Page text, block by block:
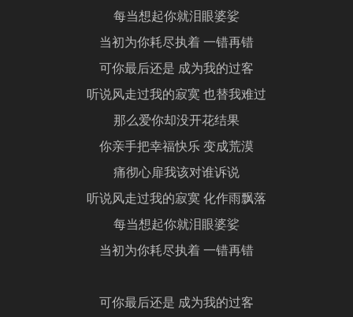
每当想起你就泪眼婆娑
当初为你耗尽执着 一错再错
可你最后还是 成为我的过客
听说风走过我的寂寞 也替我难过
那么爱你却没开花结果
你亲手把幸福快乐 变成荒漠
痛彻心扉我该对谁诉说
听说风走过我的寂寞 化作雨飘落
每当想起你就泪眼婆娑
当初为你耗尽执着 一错再错
可你最后还是 成为我的过客